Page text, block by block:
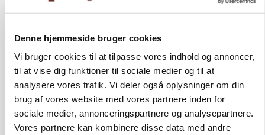
Denne hjemmeside bruger cookies
Vi bruger cookies til at tilpasse vores indhold og annoncer,
til at vise dig funktioner til sociale medier og til at
analysere vores trafik. Vi deler også oplysninger om din
brug af vores website med vores partnere inden for
sociale medier, annonceringspartnere og analysepartnere.
Vores partnere kan kombinere disse data med andre
Opret agent
Se alle jobs
Elevplads tilbydes ved Ringkøbing /
Trainee placement Ringkøbing
Grise